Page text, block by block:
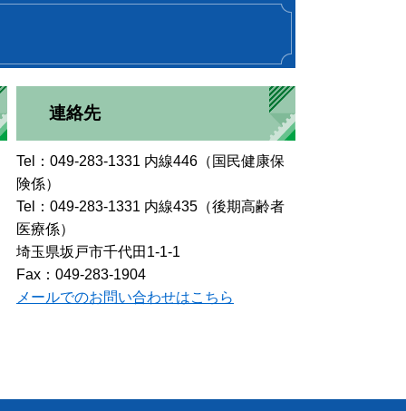
連絡先
Tel：049-283-1331 内線446（国民健康保
険係）
Tel：049-283-1331 内線435（後期高齢者
医療係）
埼玉県坂戸市千代田1-1-1
Fax：049-283-1904
メールでのお問い合わせはこちら